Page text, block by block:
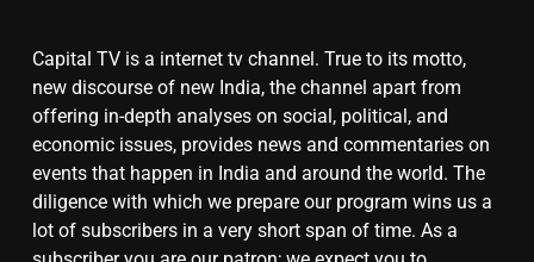
7
गाजा युद्धविराम को लेकर बड़ी खबरें
8
Capital TV is a internet tv channel. True to its motto,
new discourse of new India, the channel apart from
offering in-depth analyses on social, political, and
economic issues, provides news and commentaries on
events that happen in India and around the world. The
diligence with which we prepare our program wins us a
lot of subscribers in a very short span of time. As a